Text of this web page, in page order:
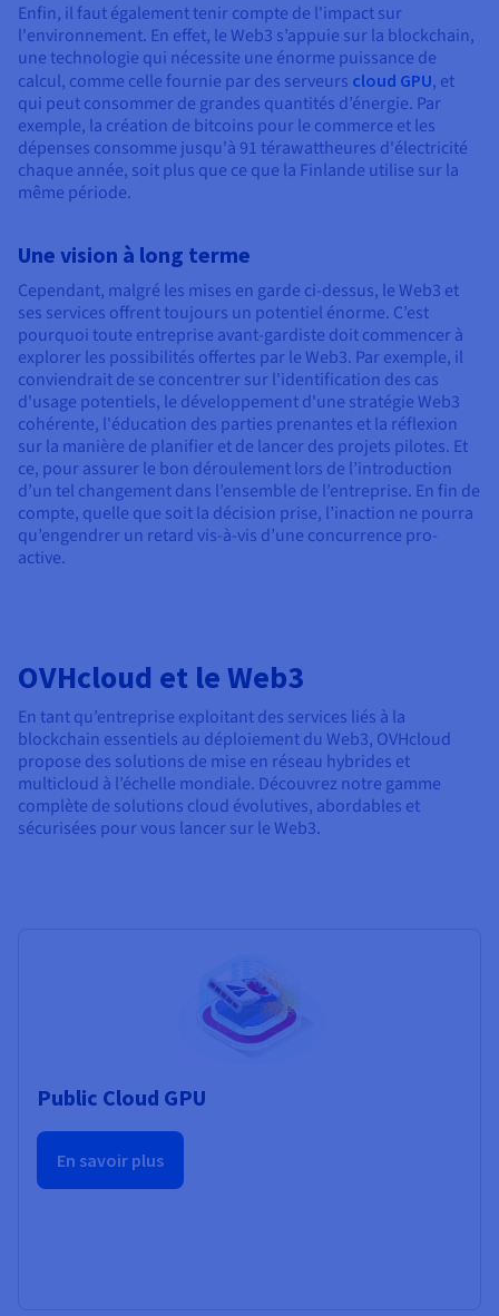
Enfin, il faut également tenir compte de l'impact sur
l'environnement. En effet, le Web3 s’appuie sur la blockchain,
une technologie qui nécessite une énorme puissance de
calcul, comme celle fournie par des serveurs cloud GPU, et
qui peut consommer de grandes quantités d’énergie. Par
exemple, la création de bitcoins pour le commerce et les
dépenses consomme jusqu'à 91 térawattheures d'électricité
chaque année, soit plus que ce que la Finlande utilise sur la
même période.
Une vision à long terme
Cependant, malgré les mises en garde ci-dessus, le Web3 et
ses services offrent toujours un potentiel énorme. C’est
pourquoi toute entreprise avant-gardiste doit commencer à
explorer les possibilités offertes par le Web3. Par exemple, il
conviendrait de se concentrer sur l'identification des cas
d'usage potentiels, le développement d'une stratégie Web3
cohérente, l'éducation des parties prenantes et la réflexion
sur la manière de planifier et de lancer des projets pilotes. Et
ce, pour assurer le bon déroulement lors de l’introduction
d’un tel changement dans l’ensemble de l’entreprise. En fin de
compte, quelle que soit la décision prise, l’inaction ne pourra
qu’engendrer un retard vis-à-vis d’une concurrence pro-
active.
OVHcloud et le Web3
En tant qu’entreprise exploitant des services liés à la
blockchain essentiels au déploiement du Web3, OVHcloud
propose des solutions de mise en réseau hybrides et
multicloud à l’échelle mondiale. Découvrez notre gamme
complète de solutions cloud évolutives, abordables et
sécurisées pour vous lancer sur le Web3.
Public Cloud GPU
En savoir plus